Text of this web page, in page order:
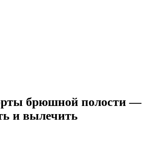
брюшной полости —
и вылечить